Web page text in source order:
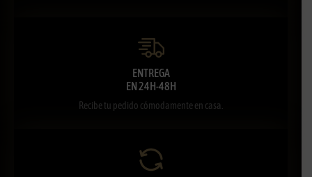
ENTREGA
EN 24H-48H
Recibe tu pedido cómodamente en casa.